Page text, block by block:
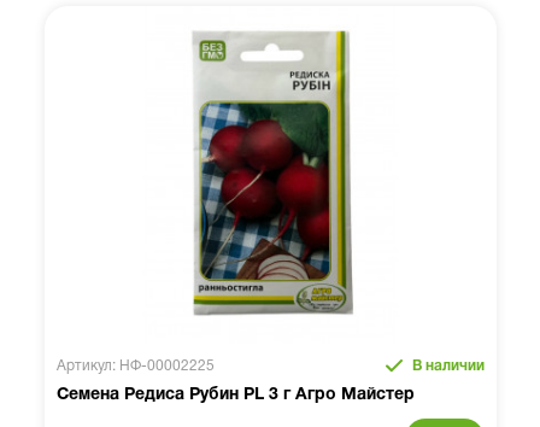
Артикул: НФ-00002225 В наличии
Семена Редиса Рубин PL 3 г Агро Майстер